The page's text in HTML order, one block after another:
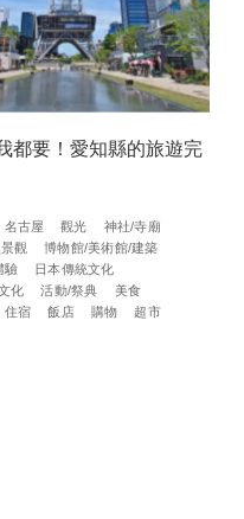
都要！愛知縣的旅遊完
名古屋 觀光
神社/寺廟
觀
博物館/美術館/建築
驗
日本傳統文化
化
活動/祭典
美食
住宿 飯店 購物 超市